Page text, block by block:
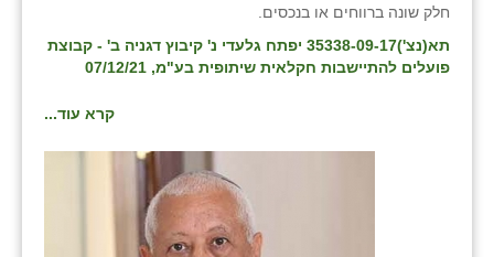
חלק שונה ברווחים או בנכסים.
תא(נצ')35338-09-17 יפתח גלעדי נ' קיבוץ דגניה ב' - קבוצת
פועלים להתיישבות חקלאית שיתופית בע"מ, 07/12/21
קרא עוד...